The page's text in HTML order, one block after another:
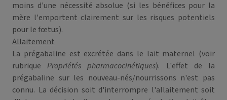
moins d'une nécessité absolue (si les bénéfices pour la
mère l'emportent clairement sur les risques potentiels
pour le fœtus).
Allaitement
La prégabaline est excrétée dans le lait maternel (voir
rubriquePropriétés pharmacocinétiques). L'effet de la
prégabaline sur les nouveau-nés/nourrissons n'est pas
connu. La décision soit d'interrompre l'allaitement soit